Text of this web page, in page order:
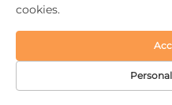
Cóipcheart © 2024
Ltd. Gach ceart ar
cookies.